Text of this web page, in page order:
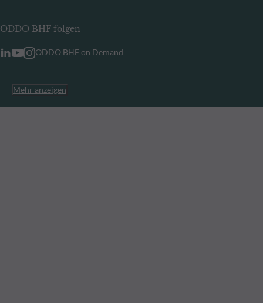
ODDO BHF folgen
ODDO BHF on Demand
Mehr anzeigen